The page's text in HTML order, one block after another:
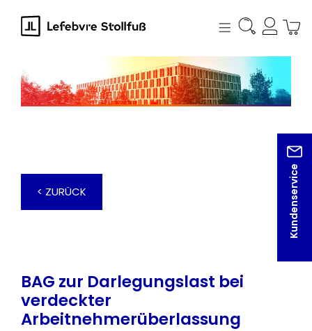
springen
Kundenservice
< ZURÜCK
BAG zur Darlegungslast bei
verdeckter
Arbeitnehmerüberlassung